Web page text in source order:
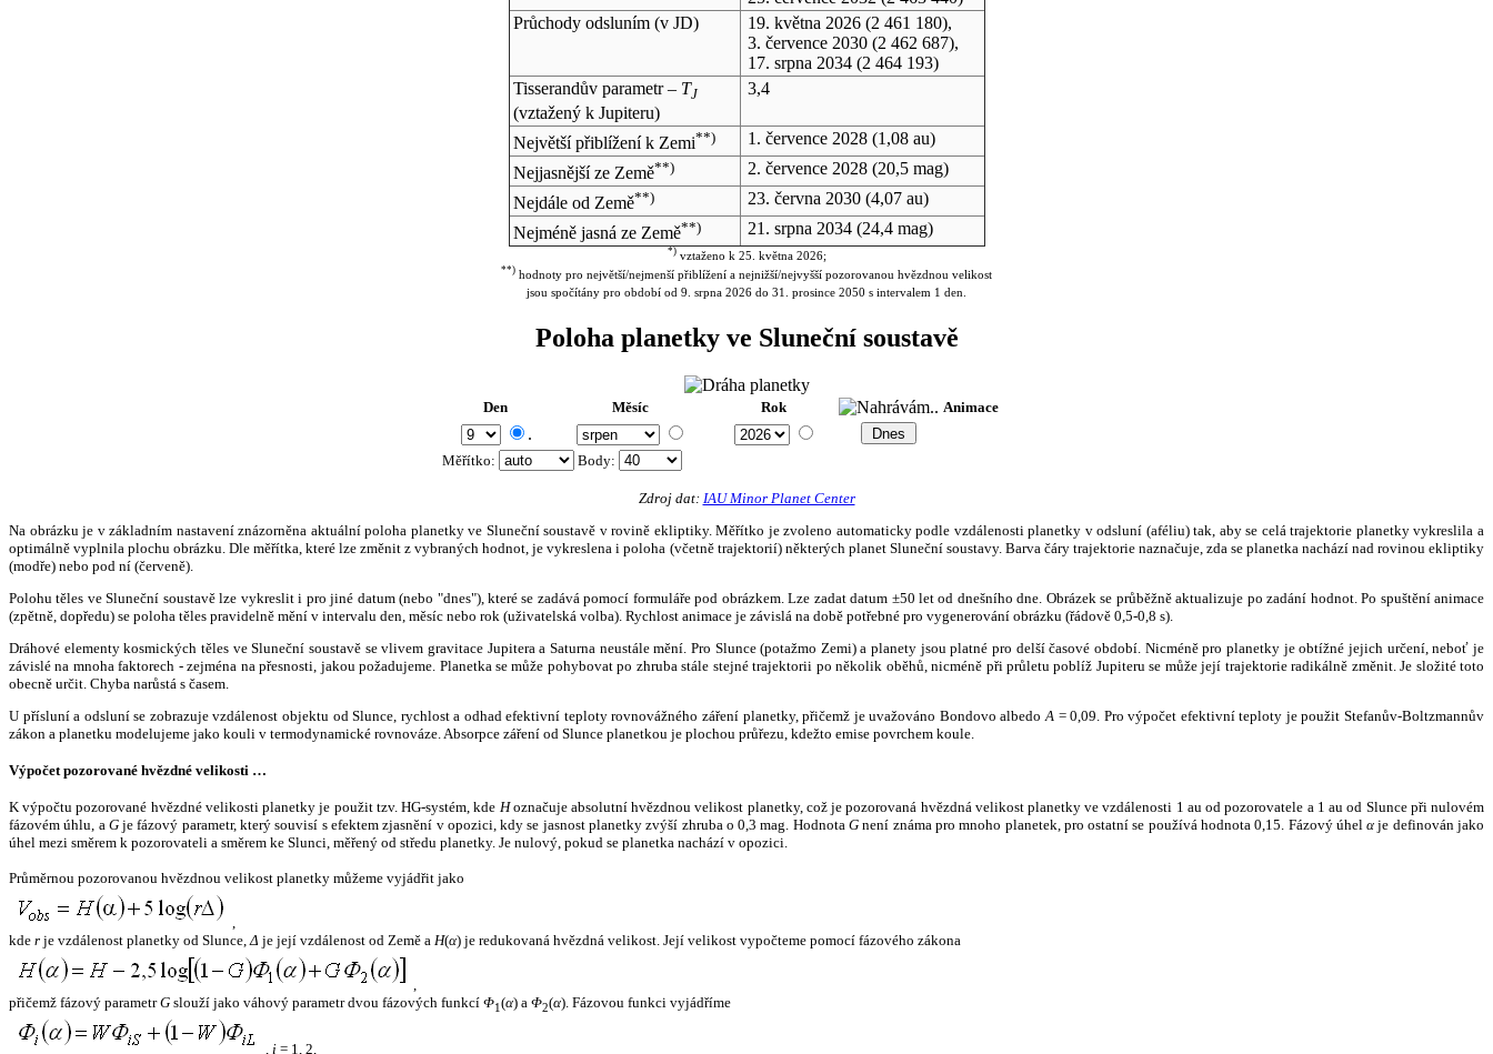
Průchody odsluním (v JD) 19. května 2026(2 461 180),
3. července 2030(2 462 687),
17. srpna 2034(2 464 193)
Tisserandův parametr – TJ
(vztažený k Jupiteru)
3,4
Největší přiblížení k Zemi**) 1. července 2028(1,08 au)
Nejjasnější ze Země**) 2. července 2028(20,5 mag)
Nejdále od Země**) 23. června 2030(4,07 au)
Nejméně jasná ze Země**) 21. srpna 2034(24,4 mag)
*)vztaženo k 25. května 2026;
**) hodnoty pro největší/nejmenší přiblížení a nejnižší/nejvyšší pozorovanou hvězdnou velikost
jsou spočítány pro období od 9. srpna 2026 do 31. prosince 2050 s intervalem 1 den.
Poloha planetky ve Sluneční soustavě
Den Měsíc Rok Animace
.
Měřítko: Body:
Zdroj dat: IAU Minor Planet Center
Na obrázku je v základním nastavení znázorněna aktuální poloha planetky ve Sluneční soustavě v rovině ekliptiky. Měřítko je zvoleno automaticky podle vzdálenosti planetky v odsluní (aféliu) tak, aby se celá trajektorie planetky vykreslila a
optimálně vyplnila plochu obrázku. Dle měřítka, které lze změnit z vybraných hodnot, je vykreslena i poloha (včetně trajektorií) některých planet Sluneční soustavy. Barva čáry trajektorie naznačuje, zda se planetka nachází nad rovinou ekliptiky
(modře) nebo pod ní (červeně).
Polohu těles ve Sluneční soustavě lze vykreslit i pro jiné datum (nebo "dnes"), které se zadává pomocí formuláře pod obrázkem. Lze zadat datum ±50 let od dnešního dne. Obrázek se průběžně aktualizuje po zadání hodnot. Po spuštění animace
(zpětně, dopředu) se poloha těles pravidelně mění v intervalu den, měsíc nebo rok (uživatelská volba). Rychlost animace je závislá na době potřebné pro vygenerování obrázku (řádově 0,5-0,8 s).
Dráhové elementy kosmických těles ve Sluneční soustavě se vlivem gravitace Jupitera a Saturna neustále mění. Pro Slunce (potažmo Zemi) a planety jsou platné pro delší časové období. Nicméně pro planetky je obtížné jejich určení, neboť je
závislé na mnoha faktorech - zejména na přesnosti, jakou požadujeme. Planetka se může pohybovat po zhruba stále stejné trajektorii po několik oběhů, nicméně při průletu poblíž Jupiteru se může její trajektorie radikálně změnit. Je složité toto
obecně určit. Chyba narůstá s časem.
U přísluní a odsluní se zobrazuje vzdálenost objektu od Slunce, rychlost a odhad efektivní teploty rovnovážného záření planetky, přičemž je uvažováno Bondovo albedo A = 0,09. Pro výpočet efektivní teploty je použit Stefanův-Boltzmannův
zákon a planetku modelujeme jako kouli v termodynamické rovnováze. Absorpce záření od Slunce planetkou je plochou průřezu, kdežto emise povrchem koule.
Výpočet pozorované hvězdné velikosti …
K výpočtu pozorované hvězdné velikosti planetky je použit tzv. HG-systém, kde Hoznačuje absolutní hvězdnou velikost planetky, což je pozorovaná hvězdná velikost planetky ve vzdálenosti 1 au od pozorovatele a 1 au od Slunce při nulovém
fázovém úhlu, a Gje fázový parametr, který souvisí s efektem zjasnění v opozici, kdy se jasnost planetky zvýší zhruba o 0,3 mag. HodnotaG není známa pro mnoho planetek, pro ostatní se používá hodnota 0,15. Fázový úhelα je definován jako
úhel mezi směrem k pozorovateli a směrem ke Slunci, měřený od středu planetky. Je nulový, pokud se planetka nachází v opozici.
Průměrnou pozorovanou hvězdnou velikost planetky můžeme vyjádřit jako
,
kde r je vzdálenost planetky od Slunce,Δ je její vzdálenost od Země a H(α) je redukovaná hvězdná velikost. Její velikost vypočteme pomocí fázového zákona
,
přičemž fázový parametrG slouží jako váhový parametr dvou fázových funkcí Φ1(α) a Φ2(α). Fázovou funkci vyjádříme
, i = 1, 2,